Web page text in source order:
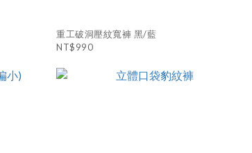
重工破洞壓紋寬褲 黑/藍
NT$990